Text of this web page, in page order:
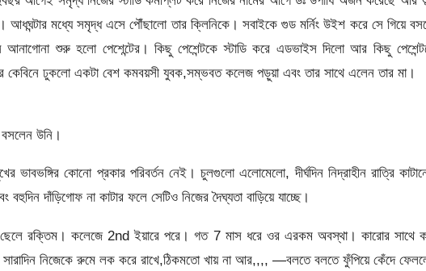
আধঘন্টার মধ্যে সমৃদ্ধ এসে পৌঁছালো তার ক্লিনিকে। সবাইকে গুড মর্নিং উইশ করে সে গিয়ে
আনাগোনা শুরু হলো পেশেন্টের। কিছু পেশেন্টকে স্টাডি করে এডভাইস দিলো আর কিছু
কেবিনে ঢুকলো একটা বেশ কমবয়সী যুবক,সম্ভবত কলেজ পড়ুয়া এবং তার সাথে এলেন তার মা।
উনি।
ভাবভঙ্গির কোনো প্রকার পরিবর্তন নেই। চুলগুলো এলোমেলো, দীর্ঘদিন নিদ্রাহীন রাত্রি
দাঁড়িগোফ না কাটার ফলে সেটিও নিজের দৈঘ্যতা বাড়িয়ে যাচ্ছে।
রক্তিম। কলেজে 2nd ইয়ারে পরে। গত 7 মাস ধরে ওর এরকম অবস্থা। কারোর সাথে
নিজেকে রুমে লক করে রাখে,ঠিকমতো খায় না আর,,,, —বলতে বলতে ফুঁপিয়ে কেঁদে